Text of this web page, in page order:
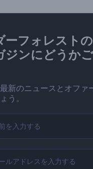
ーフォレスト
ジンにどうか
新のニュースとオファ
う。